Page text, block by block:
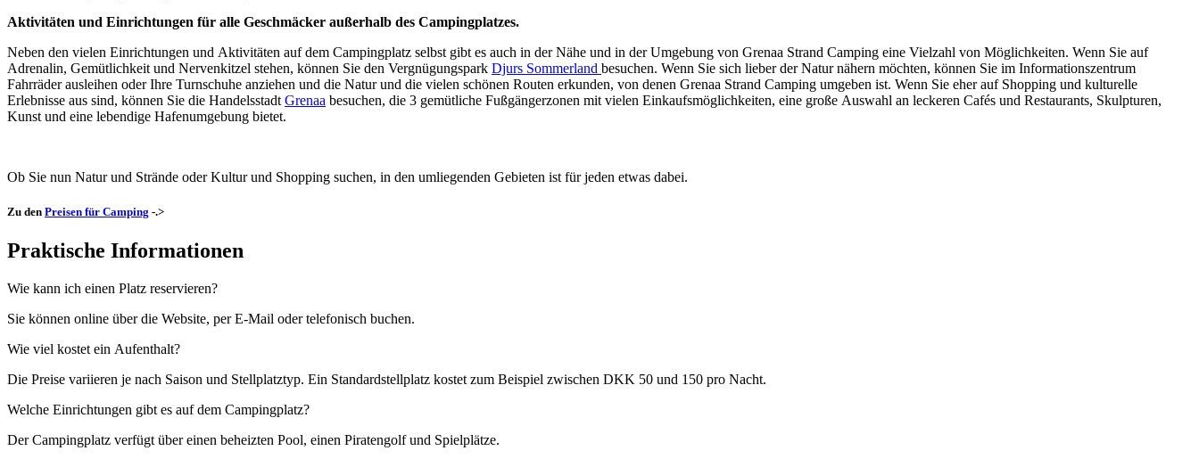
Aktivitäten und Einrichtungen für alle Geschmäcker außerhalb des Campingplatzes.
Neben den vielen Einrichtungen und Aktivitäten auf dem Campingplatz selbst gibt es auch in der Nähe und in der Umgebung von Grenaa Strand Camping eine Vielzahl von Möglichkeiten. Wenn Sie auf
Adrenalin, Gemütlichkeit und Nervenkitzel stehen, können Sie den Vergnügungspark Djurs Sommerland besuchen. Wenn Sie sich lieber der Natur nähern möchten, können Sie im Informationszentrum
Fahrräder ausleihen oder Ihre Turnschuhe anziehen und die Natur und die vielen schönen Routen erkunden, von denen Grenaa Strand Camping umgeben ist. Wenn Sie eher auf Shopping und kulturelle
Erlebnisse aus sind, können Sie die Handelsstadt Grenaa besuchen, die 3 gemütliche Fußgängerzonen mit vielen Einkaufsmöglichkeiten, eine große Auswahl an leckeren Cafés und Restaurants, Skulpturen,
Kunst und eine lebendige Hafenumgebung bietet.
Ob Sie nun Natur und Strände oder Kultur und Shopping suchen, in den umliegenden Gebieten ist für jeden etwas dabei.
Zu den Preisen für Camping -.>
Praktische Informationen
Wie kann ich einen Platz reservieren?
Sie können online über die Website, per E-Mail oder telefonisch buchen.
Wie viel kostet ein Aufenthalt?
Die Preise variieren je nach Saison und Stellplatztyp. Ein Standardstellplatz kostet zum Beispiel zwischen DKK 50 und 150 pro Nacht.
Welche Einrichtungen gibt es auf dem Campingplatz?
Der Campingplatz verfügt über einen beheizten Pool, einen Piratengolf und Spielplätze.